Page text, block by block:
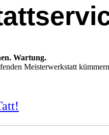
Wartung.
Meisterwerkstatt